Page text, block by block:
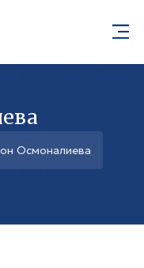
Осмоналиева